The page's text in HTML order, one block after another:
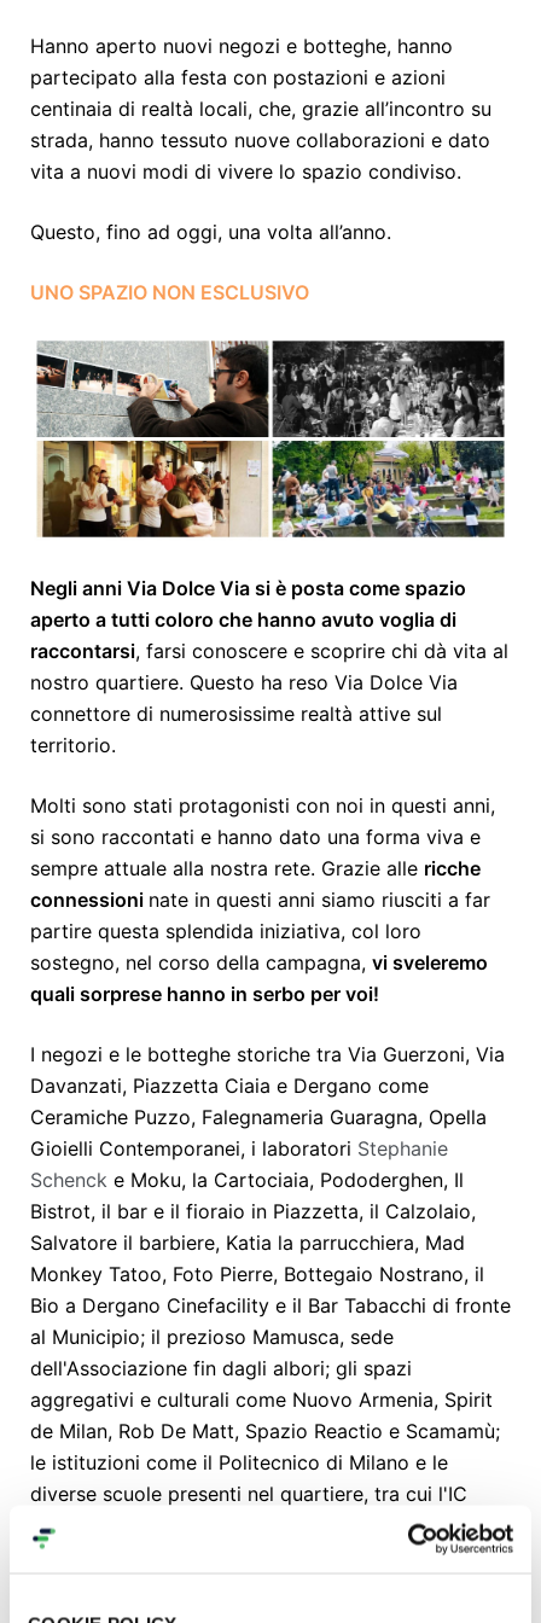
Hanno aperto nuovi negozi e botteghe, hanno
partecipato alla festa con postazioni e azioni
centinaia di realtà locali, che, grazie all’incontro su
strada, hanno tessuto nuove collaborazioni e dato
vita a nuovi modi di vivere lo spazio condiviso.
Questo, fino ad oggi, una volta all’anno.
UNO SPAZIO NON ESCLUSIVO
Negli anni Via Dolce Via si è posta come spazio
aperto a tutti coloro che hanno avuto voglia di
raccontarsi, farsi conoscere e scoprire chi dà vita al
nostro quartiere. Questo ha reso Via Dolce Via
connettore di numerosissime realtà attive sul
territorio.
Molti sono stati protagonisti con noi in questi anni,
si sono raccontati e hanno dato una forma viva e
sempre attuale alla nostra rete. Grazie alle ricche
connessioni nate in questi anni siamo riusciti a far
partire questa splendida iniziativa, col loro
sostegno, nel corso della campagna, vi sveleremo
quali sorprese hanno in serbo per voi!
I negozi e le botteghe storiche tra Via Guerzoni, Via
Davanzati, Piazzetta Ciaia e Dergano come
Ceramiche Puzzo, Falegnameria Guaragna, Opella
Gioielli Contemporanei, i laboratori Stephanie
Schenck e Moku, la Cartociaia, Pododerghen, Il
Bistrot, il bar e il fioraio in Piazzetta, il Calzolaio,
Salvatore il barbiere, Katia la parrucchiera, Mad
Monkey Tatoo, Foto Pierre, Bottegaio Nostrano, il
Bio a Dergano Cinefacility e il Bar Tabacchi di fronte
al Municipio; il prezioso Mamusca, sede
dell'Associazione fin dagli albori; gli spazi
aggregativi e culturali come Nuovo Armenia, Spirit
de Milan, Rob De Matt, Spazio Reactio e Scamamù;
le istituzioni come il Politecnico di Milano e le
diverse scuole presenti nel quartiere, tra cui l'IC
Ermanno Olmi, la Scuola Mandelli e la preziosa
associazione genitori Abg; enti di grande valore